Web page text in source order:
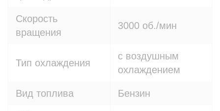
Скорость
вращения
3000 об./мин
Тип охлаждения
с воздушным
охлаждением
Вид топлива Бензин